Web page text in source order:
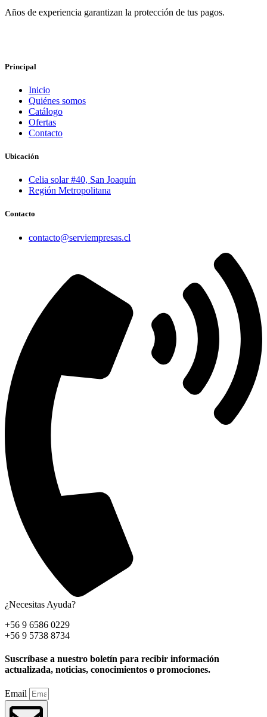
Años de experiencia garantizan la protección de tus pagos.
Principal
Inicio
Quiénes somos
Catálogo
Ofertas
Contacto
Ubicación
Celia solar #40, San Joaquín
Región Metropolitana
Contacto
contacto@serviempresas.cl
¿Necesitas Ayuda?
+56 9 6586 0229
+56 9 5738 8734
Suscríbase a nuestro boletín para recibir información
actualizada, noticias, conocimientos o promociones.
Email